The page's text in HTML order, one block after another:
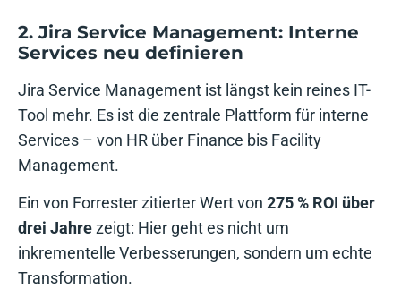
2. Jira Service Management: Interne
Services neu definieren
Jira Service Management ist längst kein reines IT-
Tool mehr. Es ist die zentrale Plattform für interne
Services – von HR über Finance bis Facility
Management.
Ein von Forrester zitierter Wert von 275 % ROI über
drei Jahrezeigt: Hier geht es nicht um
inkrementelle Verbesserungen, sondern um echte
Transformation.